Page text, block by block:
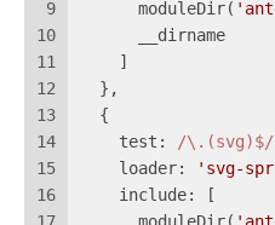
9
10
11
12
13
14
15
16
17
      moduleDir(
      __dirname
    ]
  },
  {
    test:
/
    loader:
'svg-
    include: [
      moduleDir(